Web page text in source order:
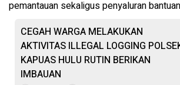
pemantauan sekaligus penyaluran
CEGAH WARGA MELAKUKAN
AKTIVITAS ILLEGAL LOGGING
KAPUAS HULU RUTIN BERIKAN
IMBAUAN